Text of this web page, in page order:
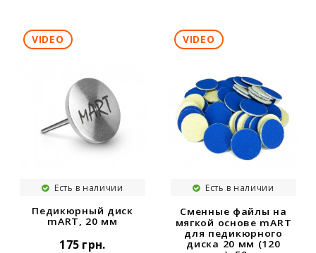
VIDEO
Есть в наличии
Педикюрный диск
mART, 20 мм
175 грн.
VIDEO
Есть в наличии
Сменные файлы на
мягкой основе mART
для педикюрного
диска 20 мм (120